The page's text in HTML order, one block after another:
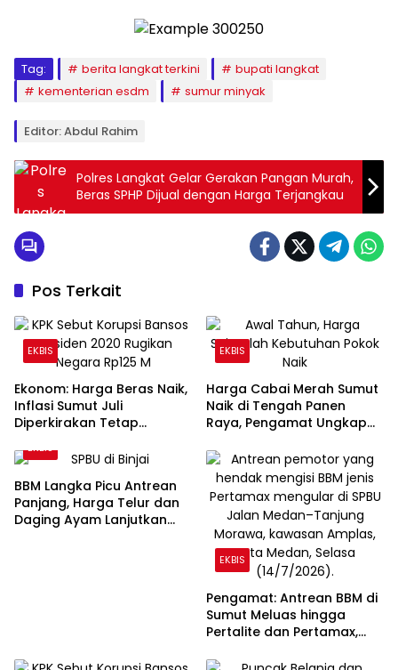
Tag: berita langkat terkini
bupati langkat
kementerian esdm
sumur minyak
Editor: Abdul Rahim
Polres Langkat Gelar Gerakan Pangan Murah,
Beras SPHP Dijual dengan Harga Terjangkau
Pos Terkait
EKBIS
Ekonom: Harga Beras Naik,
Inflasi Sumut Juli
Diperkirakan Tetap
EKBIS
Harga Cabai Merah Sumut
Naik di Tengah Panen
Raya, Pengamat Ungkap
EKBIS
BBM Langka Picu Antrean
Panjang, Harga Telur dan
Daging Ayam Lanjutkan
EKBIS
Pengamat: Antrean BBM di
Sumut Meluas hingga
Pertalite dan Pertamax,
Tertekan